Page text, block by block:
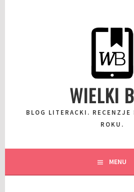
WIELKI
BLOG LITERACKI.
ROKU.
MENU